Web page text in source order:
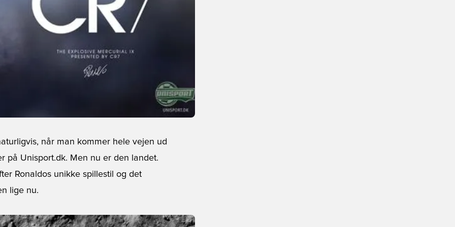
når man kommer hele vejen ud
på Unisport.dk. Men nu er den landet.
Ronaldos unikke spillestil og det
lige nu.